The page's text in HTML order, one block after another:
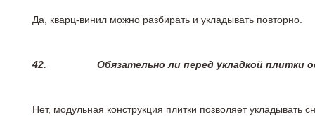
Да, кварц-винил можно разбирать и укладывать повторно.
42. Обязательно ли перед укладкой плитки
Нет, модульная конструкция плитки позволяет